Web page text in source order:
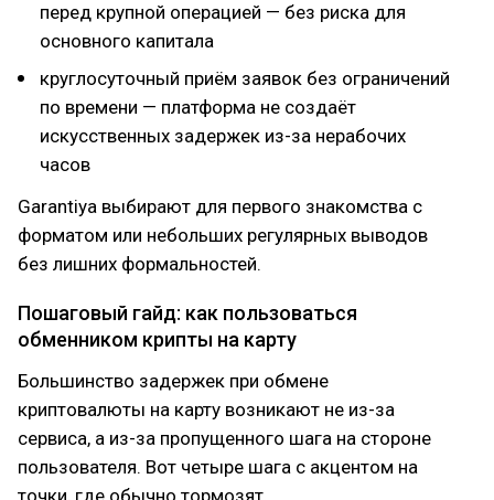
перед крупной операцией — без риска для
основного капитала
круглосуточный приём заявок без ограничений
по времени — платформа не создаёт
искусственных задержек из-за нерабочих
часов
Garantiya выбирают для первого знакомства с
форматом или небольших регулярных выводов
без лишних формальностей.
Пошаговый гайд: как пользоваться
обменником крипты на карту
Большинство задержек при обмене
криптовалюты на карту возникают не из-за
сервиса, а из-за пропущенного шага на стороне
пользователя. Вот четыре шага с акцентом на
точки, где обычно тормозят.